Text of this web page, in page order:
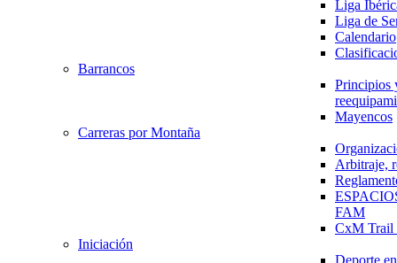
Liga
Liga de
Calendario
Barrancos
Principios
Mayencos
Carreras por Montaña
Arbitraje,
FAM
CxM
Iniciación
Deporte